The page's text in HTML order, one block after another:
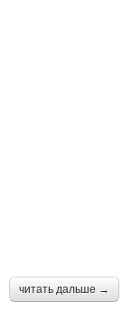
читать дальше →